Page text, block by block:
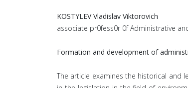
KOSTYLEV Vladislav Viktorovich
associate pr0fess0r 0f Administrative
Formation and development of
The article examines the historical and